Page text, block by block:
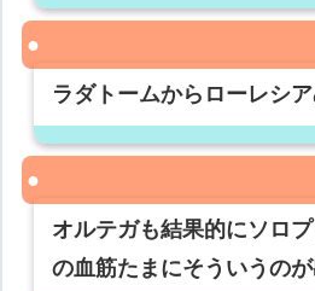
ラダトームからローレシ
オルテガも結果的にソロ
の血筋たまにそういうの